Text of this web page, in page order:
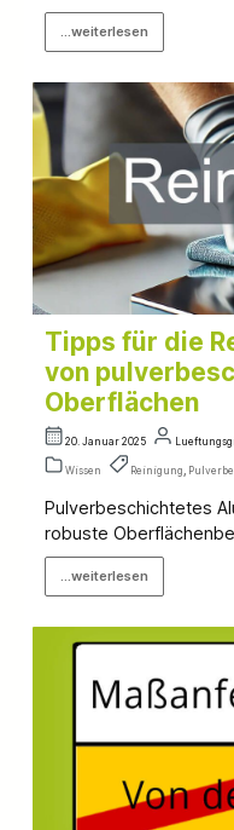
...weiterlesen
Tipps für die
von
Oberflächen
20. Januar 2025
Wissen Reinigung ,
Pulverbeschichtetes
robuste
...weiterlesen